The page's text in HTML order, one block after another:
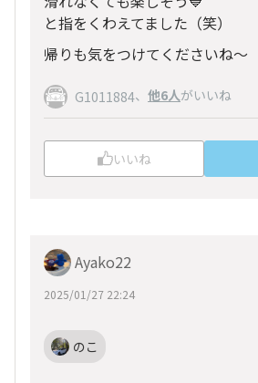
と指をくわえてました（笑）
帰りも気をつけてくださいね〜
G1011884、 他6人がいいね
いいね
Ayako22
2025/01/27 22:24
のこ